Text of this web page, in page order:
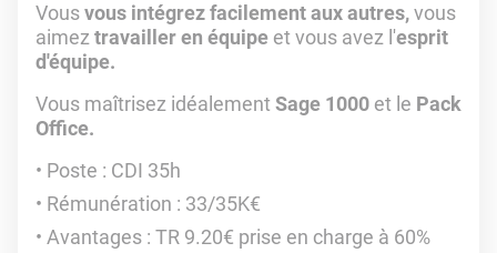
Vousvous intégrez facilement aux autres,vous
aimez travailler en équipe et vous avez l'esprit
d'équipe.
Vous maîtrisez idéalement Sage 1000 et le Pack
Office.
Poste : CDI 35h
Rémunération : 33/35K€
Avantages : TR 9.20€ prise en charge à 60%